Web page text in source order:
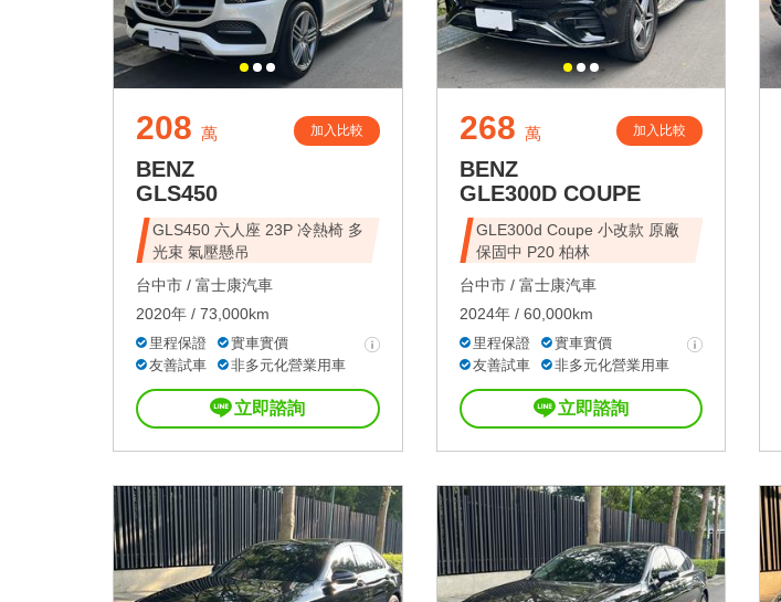
208 萬 加入比較
BENZ
GLS450
GLS450 六人座 23P 冷熱椅 多
光束 氣壓懸吊
台中市 / 富士康汽車
2020年 / 73,000km
里程保證
實車實價
友善試車
非多元化營業用車
立即諮詢
268 萬 加入比較
BENZ
GLE300D COUPE
GLE300d Coupe 小改款 原廠
保固中 P20 柏林
台中市 / 富士康汽車
2024年 / 60,000km
里程保證
實車實價
友善試車
非多元化營業用車
立即諮詢